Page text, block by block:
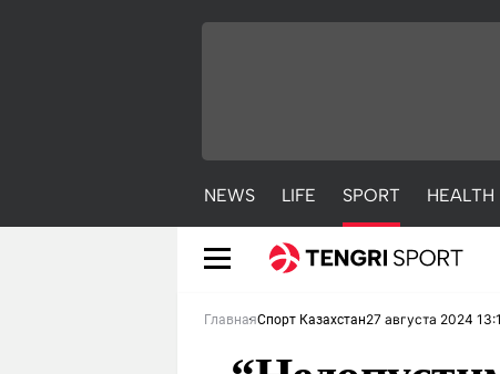
NEWS LIFE SPORT HEALTH
ГлавнаяСпорт Казахстан27 августа 2024